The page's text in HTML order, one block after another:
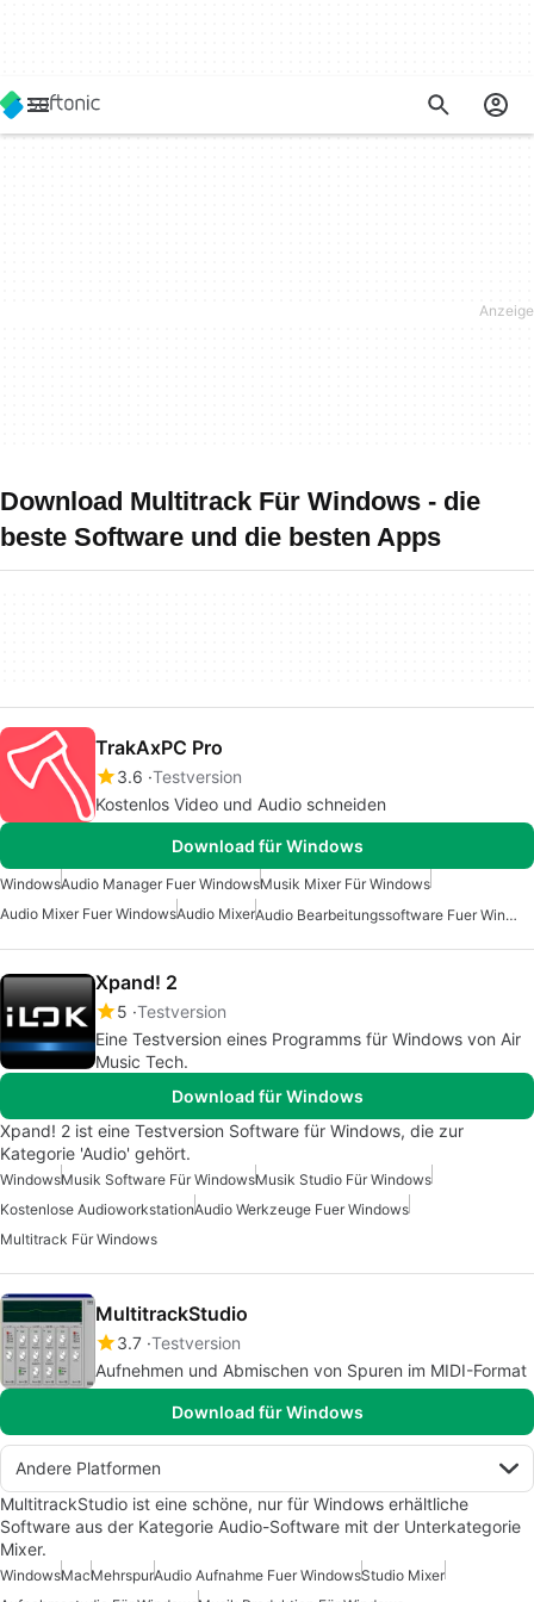
Download Multitrack Für Windows - die
beste Software und die besten Apps
TrakAxPC Pro
3.6 Testversion
Kostenlos Video und Audio schneiden
Download für Windows
WindowsAudio Manager Fuer WindowsMusik Mixer Für Windows
Audio Mixer Fuer WindowsAudio Mixer Audio Bearbeitungssoftware Fuer Windows 7
Xpand! 2
5 Testversion
Eine Testversion eines Programms für Windows von Air
Music Tech.
Download für Windows
Xpand! 2 ist eine Testversion Software für Windows, die zur
Kategorie 'Audio' gehört.
WindowsMusik Software Für WindowsMusik Studio Für Windows
Kostenlose AudioworkstationAudio Werkzeuge Fuer Windows
Multitrack Für Windows
MultitrackStudio
3.7 Testversion
Aufnehmen und Abmischen von Spuren im MIDI-Format
Download für Windows
Andere Platformen
MultitrackStudio ist eine schöne, nur für Windows erhältliche
Software aus der Kategorie Audio-Software mit der Unterkategorie
Mixer.
WindowsMacMehrspurAudio Aufnahme Fuer WindowsStudio Mixer